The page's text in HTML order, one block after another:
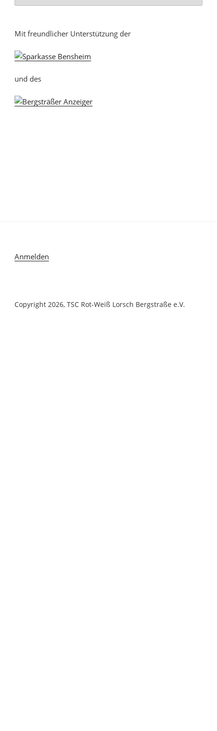
Mit freundlicher Unterstützung der
und des
Anmelden
Copyright 2026, TSC Rot-Weiß Lorsch Bergstraße e.V.